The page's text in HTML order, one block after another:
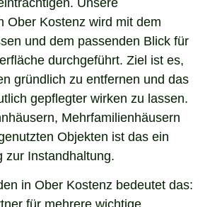
Ober Kostenz wird mit dem
und dem passenden Blick für
durchgeführt. Ziel ist es,
gründlich zu entfernen und das
gepflegter wirken zu lassen.
Mehrfamilienhäusern
Objekten ist das ein
zur Instandhaltung.
in Ober Kostenz bedeutet das:
für mehrere wichtige